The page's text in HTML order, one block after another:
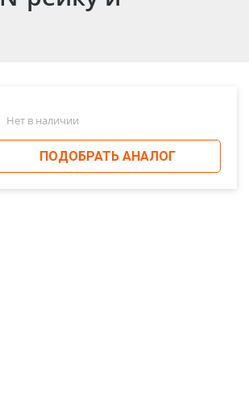
Нет в наличии
ПОДОБРАТЬ АНАЛОГ